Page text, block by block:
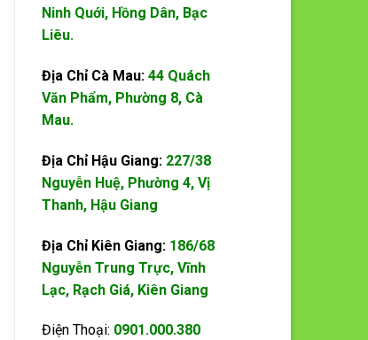
Ninh Quới, Hồng Dân, Bạc
Liêu.
Địa Chỉ Cà Mau: 44 Quách
Văn Phẩm, Phường 8, Cà
Mau.
Địa Chỉ Hậu Giang: 227/38
Nguyễn Huệ, Phường 4, Vị
Thanh, Hậu Giang
Địa Chỉ Kiên Giang: 186/68
Nguyễn Trung Trực, Vĩnh
Lạc, Rạch Giá, Kiên Giang
Điện Thoại: 0901.000.380